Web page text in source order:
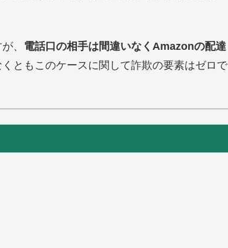
、 電話口の相手は間違いなくAmazonの配達
ともこのケースに関して詐欺の要素はゼロで